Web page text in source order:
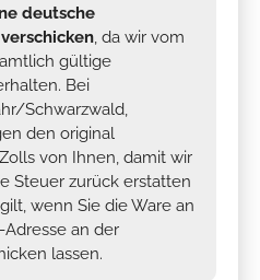
deutsche
, da wir vom
gültige
Bei
Schwarzwald,
den original
von Ihnen, damit wir
Steuer zurück erstatten
wenn Sie die Ware an
an der
lassen.